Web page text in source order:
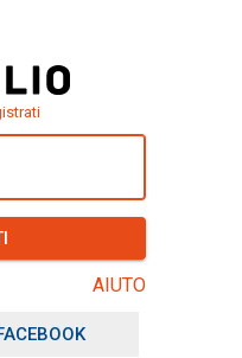
AIUTO